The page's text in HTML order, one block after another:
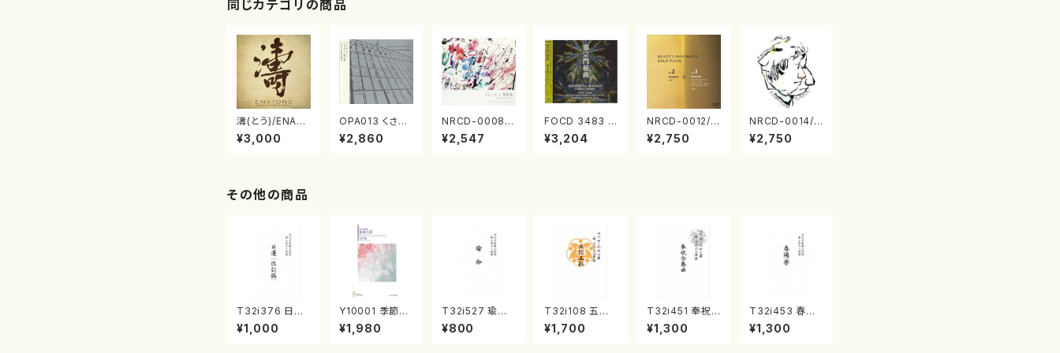
同じカテゴリの商品
濤(とう)/ENAT
ONE エナトーネ
(CD)
¥3,000
OPA013 くさび
ら／諸井誠(電子
音楽／CD)
¥2,860
NRCD-0008
ブラジルの抽象
画（ギター, パー
¥2,547
FOCD 3483 邪
宗門秘曲(混声
合唱/木下牧子/
¥3,204
NRCD-0012/0
013 MAKOTO
NAKAMURA S
¥2,750
NRCD-0014/0
015 MAKOTO
NAKAMURA S
¥2,750
その他の商品
T32i376 日蓮
（改訂版）（尺八/
宮城道雄/楽譜）
¥1,000
Y10001 季節の
彩（女声合唱、ピ
アノ/山岸徹/楽
¥1,980
T32i527 瑜伽
（尺八/大月宗明/
楽譜）都山流公
¥800
T32i108 五孔
五彩（尺八/初代
石垣征山/尺八/
¥1,700
T32i451 奉祝
合奏曲（尺八/久
本玄智/楽譜）都
¥1,300
T32i453 春陽
楽（尺八/宮城道
雄/楽譜）都山流
¥1,300